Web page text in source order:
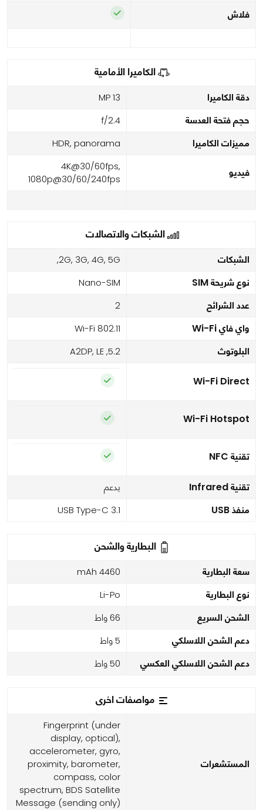
فلاش
الكاميرا الأمامية
دقة الكاميرا 13 MP
حجم فتحة العدسة f/2.4
مميزات الكاميرا HDR, panorama
فيديو
4K@30/60fps,
1080p@30/60/240fps
الشبكات والاتصالات
الشبكات 2G, 3G, 4G, 5G,
نوع شريحة SIM Nano-SIM
عدد الشرائح 2
واي فاي Wi-Fi Wi-Fi 802.11
البلوتوث 5.2, A2DP, LE
Wi-Fi Direct
Wi-Fi Hotspot
تقنية NFC
تقنية Infrared يدعم
منفذ USB USB Type-C 3.1
البطارية والشحن
سعة البطارية 4460 mAh
نوع البطارية Li-Po
الشحن السريع 66 واط
دعم الشحن اللاسلكي 5 واط
دعم الشحن اللاسلكي العكسي 50 واط
مواصفات اخرى
المستشعرات
Fingerprint (under
display, optical),
accelerometer, gyro,
proximity, barometer,
compass, color
spectrum, BDS Satellite
Message (sending only)